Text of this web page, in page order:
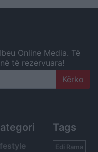
Online Media. Të
të rezervuara!
Tags
Edi Rama